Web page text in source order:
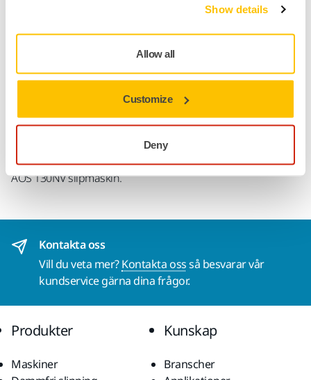
Show details
Allow all
Customize
Deny
Produktinformation
Teknisk specifikation
Nedladdningar
Underlagsplatta med kardborrefäste. Lämplig för Mirka®
AOS 130NV slipmaskin.
Kontakta oss
Vill du veta mer?Kontakta ossså besvarar vår
kundservice gärna dina frågor.
Produkter
Maskiner
Kunskap
Branscher